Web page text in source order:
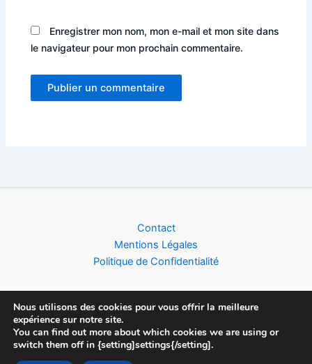
Enregistrer mon nom, mon e-mail et mon site dans
le navigateur pour mon prochain commentaire.
Contact
Mentions Légales
Politique de Confidentialité
Copyright © 2026 Football World Cup News | Toute l'actualité du
Foot (Clubs, Compétitions & Equipes Nationales), créé par
Nous utilisons des cookies pour vous offrir la meilleure
expérience sur notre site.
You can find out more about which cookies we are using or
switch them off in {setting]settings{/setting].